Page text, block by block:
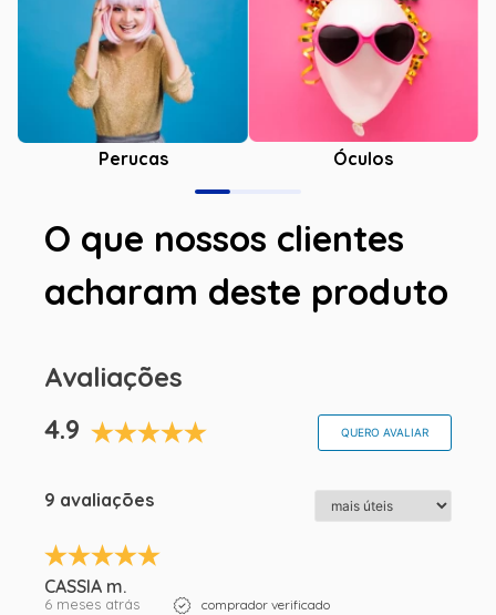
Perucas Óculos
O que nossos clientes
acharam deste produto
Avaliações
4.9
QUERO AVALIAR
9 avaliações
CASSIA m.
6 meses atrás comprador verificado